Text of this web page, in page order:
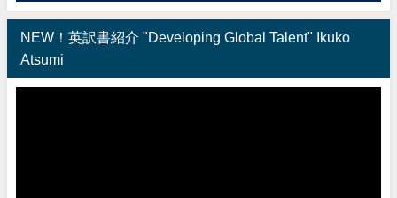
NEW！英訳書紹介 "Developing Global Talent" Ikuko
Atsumi